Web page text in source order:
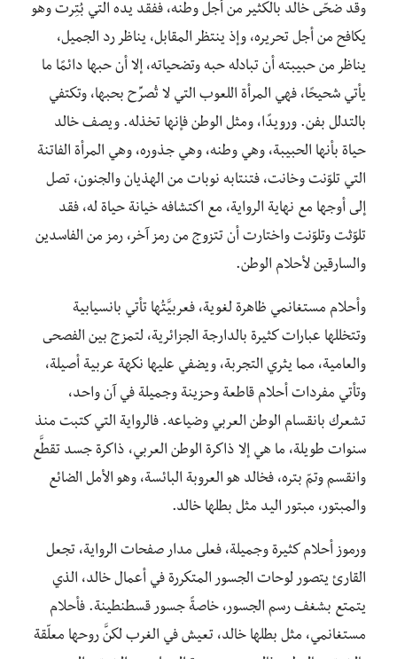
وقد ضحّى خالد بالكثير من أجل وطنه، ففقد يده التي بُتِرت وهو
يكافح من أجل تحريره، وإذ ينتظر المقابل، يناظر رد الجميل،
يناظر من حبيبته أن تبادله حبه وتضحياته، إلا أن حبها دائمًا ما
يأتي شحيحًا، فهي المرأة اللعوب التي لا تُصرِّح بحبها، وتكتفي
بالتدلل بفن. ورويدًا، ومثل الوطن فإنها تخذله. ويصف خالد
حياة بأنها الحبيبة، وهي وطنه، وهي جذوره، وهي المرأة الفاتنة
التي تلوّنت وخانت، فتنتابه نوبات من الهذيان والجنون، تصل
إلى أوجها مع نهاية الرواية، مع اكتشافه خيانة حياة له، فقد
تلوّثت وتلوّنت واختارت أن تتزوج من رمز آخر، رمز من الفاسدين
والسارقين لأحلام الوطن.
وأحلام مستغانمي ظاهرة لغوية، فعربيَّتُها تأتي بانسيابية
وتتخللها عبارات كثيرة بالدارجة الجزائرية، لتمزج بين الفصحى
والعامية، مما يثري التجربة، ويضفي عليها نكهة عربية أصيلة،
وتأتي مفردات أحلام قاطعة وحزينة وجميلة في آن واحد،
تشعرك بانقسام الوطن العربي وضياعه. فالرواية التي كتبت منذ
سنوات طويلة، ما هي إلا ذاكرة الوطن العربي، ذاكرة جسد تقطَّع
وانقسم وتمّ بتره، فخالد هو العروبة البائسة، وهو الأمل الضائع
والمبتور، مبتور اليد مثل بطلها خالد.
ورموز أحلام كثيرة وجميلة، فعلى مدار صفحات الرواية، تجعل
القارئ يتصور لوحات الجسور المتكررة في أعمال خالد، الذي
يتمتع بشغف رسم الجسور، خاصةً جسور قسطنطينة. فأحلام
مستغانمي، مثل بطلها خالد، تعيش في الغرب لكنَّ روحها معلّقة